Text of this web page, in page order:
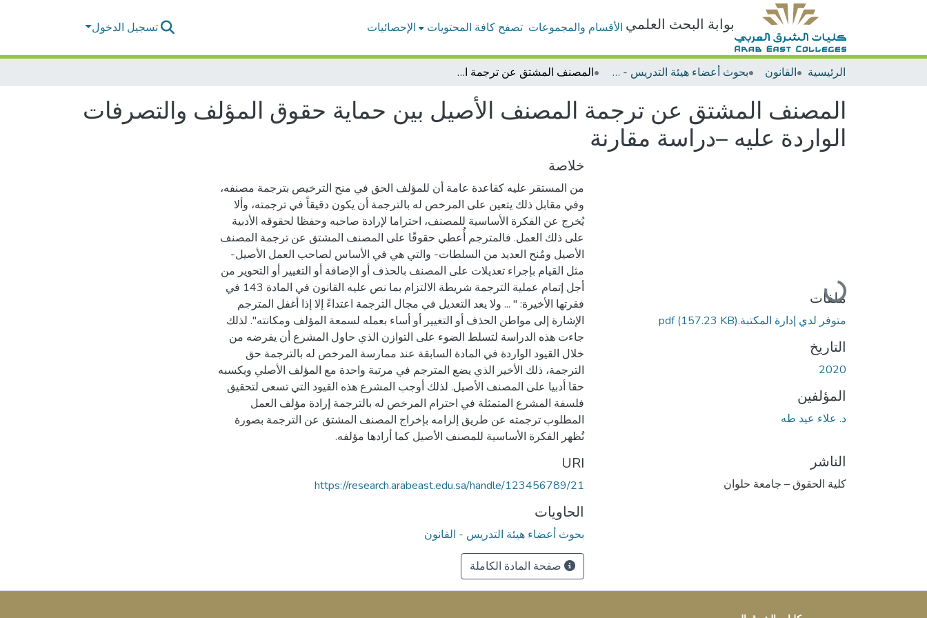
بوابة البحث العلمي الأقسام والمجموعات تصفح كافة المحتويات الإحصائيات تسجيل الدخول
الرئيسية القانون بحوث أعضاء هيئة التدريس - القانون المصنف المشتق عن ترجمة المصنف الأصيل بين حماية حقوق المؤلف والتصرفات الواردة عليه –دراسة مقارنة
المصنف المشتق عن ترجمة المصنف الأصيل بين حماية حقوق المؤلف والتصرفات
الواردة عليه –دراسة مقارنة
جاري التحميل...
ملفات
متوفر لدي إدارة المكتبة.pdf(157.23 KB)
التاريخ
2020
المؤلفين
د. علاء عيد طه
الناشر
كلية الحقوق – جامعة حلوان
خلاصة
من المستقر عليه كقاعدة عامة أن للمؤلف الحق في منح الترخيص بترجمة مصنفه،
وفي مقابل ذلك يتعين على المرخص له بالترجمة أن يكون دقيقاً في ترجمته، وألا
يُخرج عن الفكرة الأساسية للمصنف، احتراما لإرادة صاحبه وحفظا لحقوقه الأدبية
على ذلك العمل. فالمترجم أُعطي حقوقًا على المصنف المشتق عن ترجمة المصنف
الأصيل ومُنح العديد من السلطات- والتي هي في الأساس لصاحب العمل الأصيل-
مثل القيام بإجراء تعديلات على المصنف بالحذف أو الإضافة أو التغيير أو التحوير من
أجل إتمام عملية الترجمة شريطة الالتزام بما نص عليه القانون في المادة 143 في
فقرتها الأخيرة: " ... ولا يعد التعديل في مجال الترجمة اعتداءً إلا إذا أغفل المترجم
الإشارة إلى مواطن الحذف أو التغيير أو أساء بعمله لسمعة المؤلف ومكانته". ‏لذلك
جاءت هذه الدراسة لتسلط الضوء على التوازن الذي حاول المشرع أن يفرضه من
خلال القيود الواردة في المادة السابقة عند ممارسة المرخص له بالترجمة حق
الترجمة، ذلك الأخير الذي يضع المترجم في مرتبة واحدة مع المؤلف الأصلي ويكسبه
حقا أدبيا على المصنف الأصيل. لذلك أوجب المشرع هذه القيود التي تسعى لتحقيق
فلسفة المشرع المتمثلة في احترام المرخص له بالترجمة إرادة مؤلف العمل
المطلوب ترجمته عن طريق إلزامه بإخراج المصنف المشتق عن الترجمة بصورة
تُظهر الفكرة الأساسية للمصنف الأصيل كما أرادها مؤلفه.
URI
https://research.arabeast.edu.sa/handle/123456789/21
الحاويات
بحوث أعضاء هيئة التدريس - القانون
صفحة المادة الكاملة